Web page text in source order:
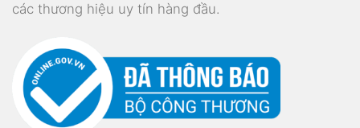
các thương hiệu uy tín hàng đầu.